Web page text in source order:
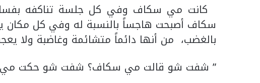
كانت مي سكاف وفي كل جلسة تناكفه
سكاف أصبحت هاجساً بالنسبة له وفي كل مكان
بالغضب، من أنها دائماً متشائمة وغاضبة ولا
” شفت شو قالت مي سكاف؟ شفت شو حكت